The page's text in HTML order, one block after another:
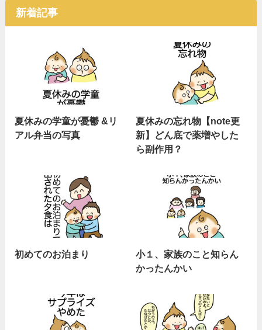
新着記事
夏休みの学童が憂鬱 &リ
アル弁当の写真
夏休みの忘れ物【note更
新】どん底で薬増やした
ら副作用？
初めてのお泊まり
小１、家族のこと知らん
かったんかい